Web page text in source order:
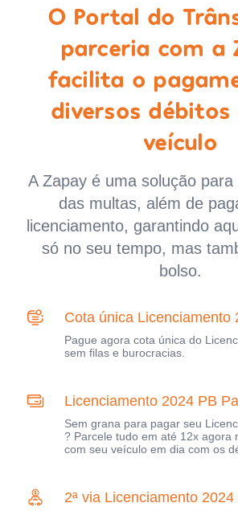
O Portal do
parceria com a
facilita o
diversos débitos
veículo
A Zapay é uma solução
das multas, além de
licenciamento, garantindo
só no seu tempo, mas
bolso.
Cota única Licenciamento
Pague agora cota única do
sem filas e burocracias.
Licenciamento 2024 PB
Sem grana para pagar seu
? Parcele tudo em até 12x agora
com seu veículo em dia com os
2ª via Licenciamento 2024